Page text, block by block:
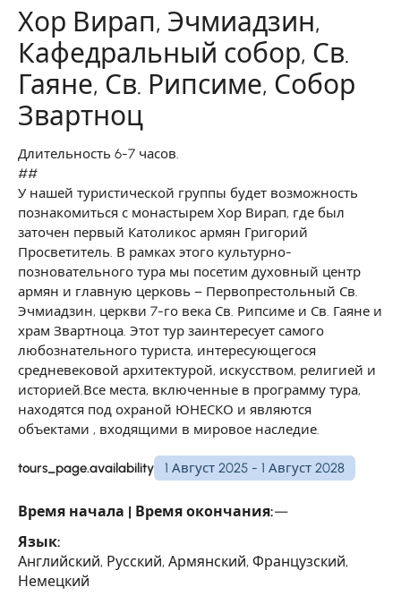
Хор Вирап, Эчмиадзин,
Кафедральный собор, Св.
Гаяне, Св. Рипсиме, Собор
Звартноц
Длительность 6-7 часов.
##
У нашей туристической группы будет возможность
познакомиться с монастырем Хор Вирап, где был
заточен первый Католикос армян Григорий
Просветитель. В рамках этого культурно-
позновательного тура мы посетим духовный центр
армян и главную церковь – Первопрестольный Св.
Эчмиадзин, церкви 7-го века Св. Рипсиме и Св. Гаяне и
храм Звартноца. Этот тур заинтересует самого
любознательного туриста, интересующегося
средневековой архитектурой, искусством, религией и
историей.Все места, включенные в программу тура,
находятся под охраной ЮНЕСКО и являются
объектами , входящими в мировое наследие.
tours_page.availability 1 Август 2025 - 1 Август 2028
Время начала | Время окончания:—
Язык:
Английский, Русский, Армянский, Французский,
Немецкий